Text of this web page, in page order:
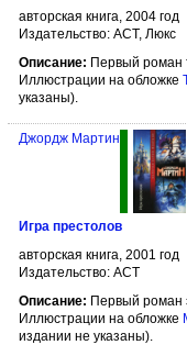
авторская книга, 2004 год
Издательство: АСТ, Люкс
Описание: Первый роман
Иллюстрации на обложке
указаны).
Джордж Мартин
Игра престолов
авторская книга, 2001 год
Издательство: АСТ
Описание: Первый роман
Иллюстрации на обложке
издании не указаны).